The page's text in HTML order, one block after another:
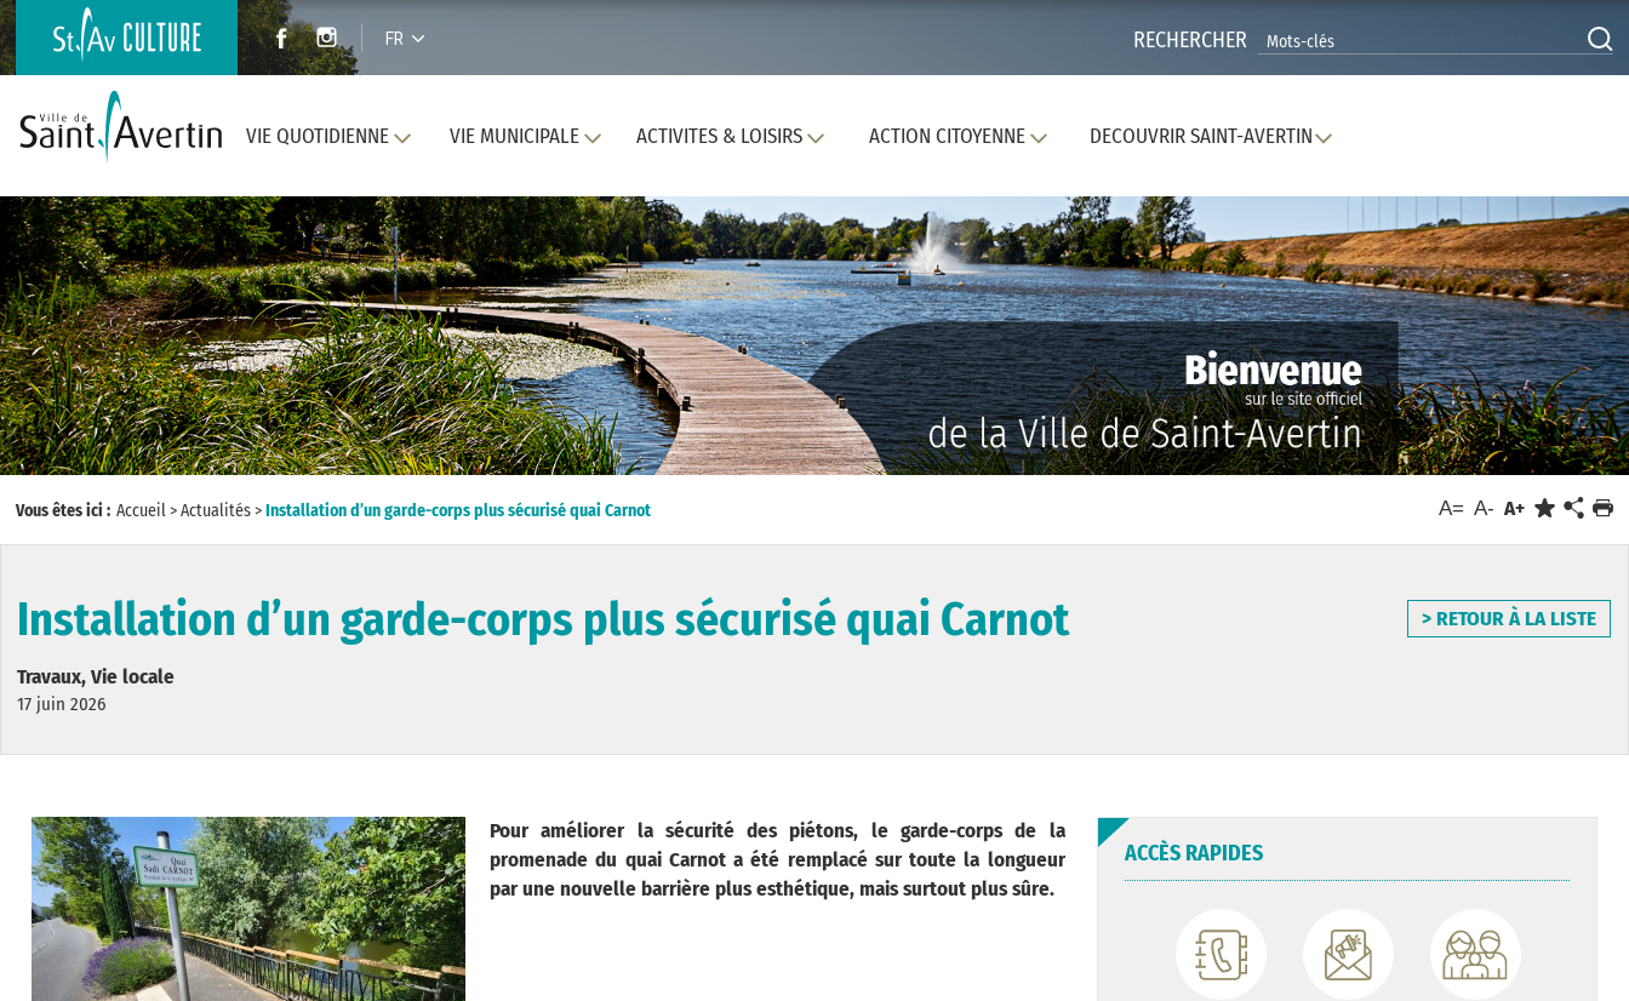
FR RECHERCHER
VIE QUOTIDIENNE VIE MUNICIPALE ACTIVITES & LOISIRS ACTION CITOYENNE DECOUVRIR SAINT-AVERTIN
Vous êtes ici : Accueil>Actualités>Installation d’un garde-corps plus sécurisé quai Carnot A= A- A+
Installation d’un garde-corps plus sécurisé quai Carnot > RETOUR À LA LISTE
Travaux, Vie locale
17 juin 2026
Pour améliorer la sécurité des piétons, le garde-corps de la
promenade du quai Carnot a été remplacé sur toute la longueur
par une nouvelle barrière plus esthétique, mais surtout plus sûre.
ACCÈS RAPIDES